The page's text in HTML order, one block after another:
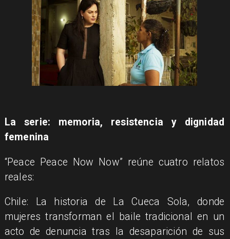
La serie: memoria, resistencia y dignidad
femenina
“Peace Peace Now Now” reúne cuatro relatos
reales:
Chile: La historia de La Cueca Sola, donde
mujeres transforman el baile tradicional en un
acto de denuncia tras la desaparición de sus